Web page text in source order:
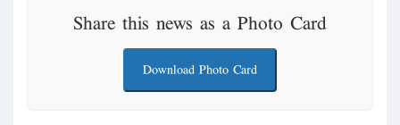
Share this news as a Photo Card
Download Photo Card